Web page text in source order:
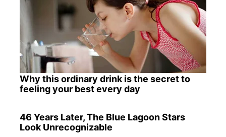
Why this ordinary drink is the secret to
feeling your best every day
46 Years Later, The Blue Lagoon Stars
Look Unrecognizable